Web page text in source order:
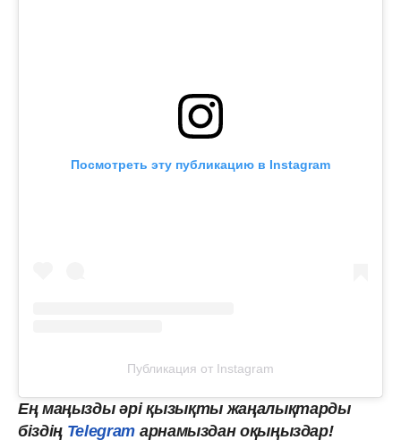
Посмотреть эту публикацию в Instagram
Публикация от Instagram
Ең маңызды әрі қызықты жаңалықтарды
біздің Telegram арнамыздан оқыңыздар!